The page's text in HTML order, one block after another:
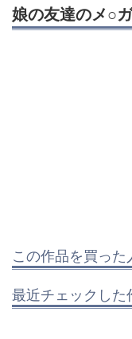
娘の友達のメ○
この作品を買っ
最近チェックした